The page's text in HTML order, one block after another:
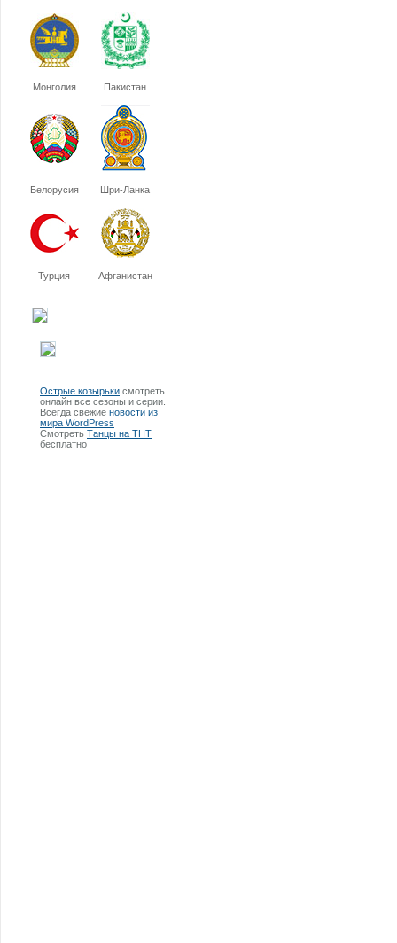
Монголия Пакистан
Белорусия Шри-Ланка
Турция Афганистан
Острые козырьки смотреть
онлайн все сезоны и серии.
Всегда свежие новости из
мира WordPress
Смотреть Танцы на ТНТ
бесплатно